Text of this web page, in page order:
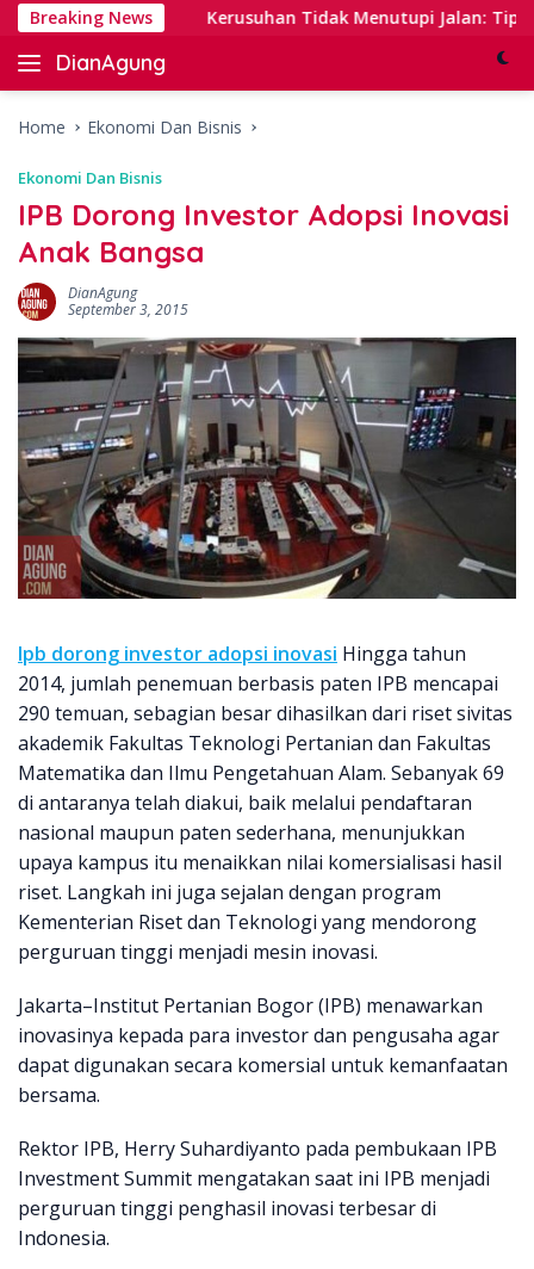
Skip
content
Breaking News
Banking Kerusuhan Tidak Menutupi Jalan: Tips
DianAgung
Blog
&
Insights
Home Ekonomi Dan Bisnis
Ekonomi Dan Bisnis
IPB Dorong Investor Adopsi Inovasi
Anak Bangsa
DianAgung
September 3, 2015
Ipb dorong investor adopsi inovasi Hingga tahun
2014, jumlah penemuan berbasis paten IPB mencapai
290 temuan, sebagian besar dihasilkan dari riset sivitas
akademik Fakultas Teknologi Pertanian dan Fakultas
Matematika dan Ilmu Pengetahuan Alam. Sebanyak 69
di antaranya telah diakui, baik melalui pendaftaran
nasional maupun paten sederhana, menunjukkan
upaya kampus itu menaikkan nilai komersialisasi hasil
riset. Langkah ini juga sejalan dengan program
Kementerian Riset dan Teknologi yang mendorong
perguruan tinggi menjadi mesin inovasi.
Jakarta–Institut Pertanian Bogor (IPB) menawarkan
inovasinya kepada para investor dan pengusaha agar
dapat digunakan secara komersial untuk kemanfaatan
bersama.
Rektor IPB, Herry Suhardiyanto pada pembukaan IPB
Investment Summit mengatakan saat ini IPB menjadi
perguruan tinggi penghasil inovasi terbesar di
Indonesia.